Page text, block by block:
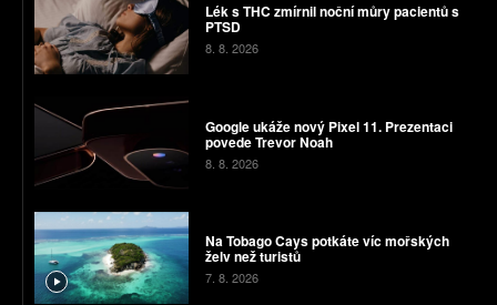
Lék s THC zmírnil noční můry pacientů s
PTSD
8. 8. 2026
Google ukáže nový Pixel 11. Prezentaci
povede Trevor Noah
8. 8. 2026
Na Tobago Cays potkáte víc mořských
želv než turistů
7. 8. 2026